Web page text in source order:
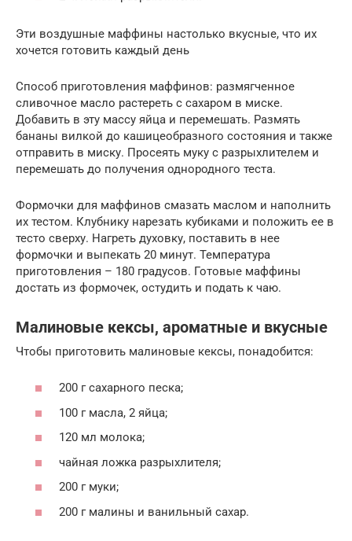
Эти воздушные маффины настолько вкусные, что их
хочется готовить каждый день
Способ приготовления маффинов: размягченное
сливочное масло растереть с сахаром в миске.
Добавить в эту массу яйца и перемешать. Размять
бананы вилкой до кашицеобразного состояния и также
отправить в миску. Просеять муку с разрыхлителем и
перемешать до получения однородного теста.
Формочки для маффинов смазать маслом и наполнить
их тестом. Клубнику нарезать кубиками и положить ее в
тесто сверху. Нагреть духовку, поставить в нее
формочки и выпекать 20 минут. Температура
приготовления – 180 градусов. Готовые маффины
достать из формочек, остудить и подать к чаю.
Малиновые кексы, ароматные и вкусные
Чтобы приготовить малиновые кексы, понадобится:
200 г сахарного песка;
100 г масла, 2 яйца;
120 мл молока;
чайная ложка разрыхлителя;
200 г муки;
200 г малины и ванильный сахар.